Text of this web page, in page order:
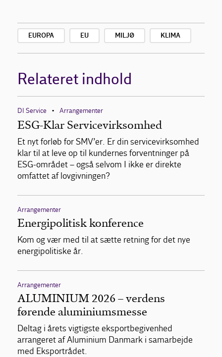
EUROPA EU MILJØ KLIMA
Relateret indhold
DI Service • Arrangementer
ESG-Klar Servicevirksomhed
Et nyt forløb for SMV’er. Er din servicevirksomhed
klar til at leve op til kundernes forventninger på
ESG-området – også selvom I ikke er direkte
omfattet af lovgivningen?
Arrangementer
Energipolitisk konference
Kom og vær med til at sætte retning for det nye
energipolitiske år.
Arrangementer
ALUMINIUM 2026 – verdens
førende aluminiumsmesse
Deltag i årets vigtigste eksportbegivenhed
arrangeret af Aluminium Danmark i samarbejde
med Eksportrådet.